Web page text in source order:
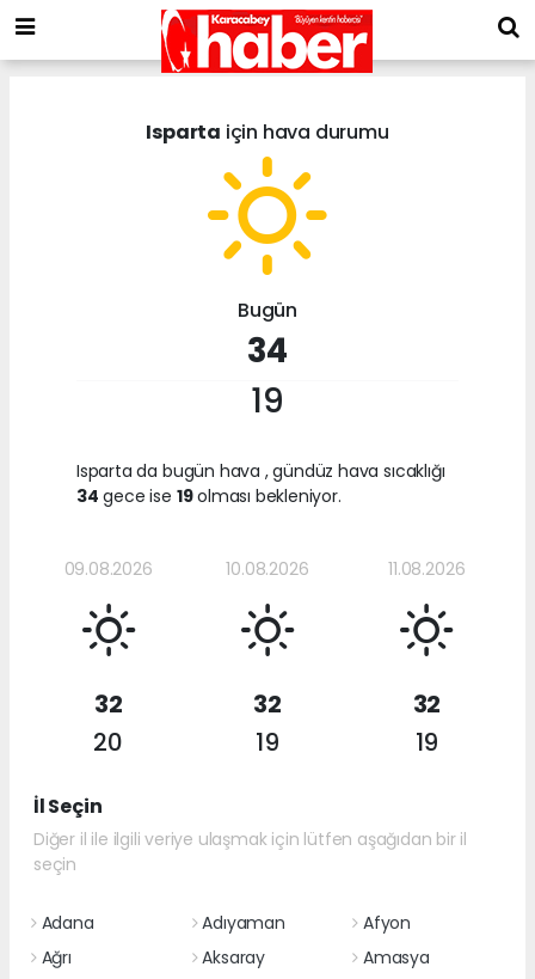
Isparta için hava durumu
Bugün
34
19
Isparta da bugün hava , gündüz hava sıcaklığı
34 gece ise 19olması bekleniyor.
09.08.2026
32
20
10.08.2026
32
19
11.08.2026
32
19
İl Seçin
Diğer il ile ilgili veriye ulaşmak için lütfen aşağıdan bir il
seçin
Adana Adıyaman
Afyon
Ağrı
Aksaray
Amasya